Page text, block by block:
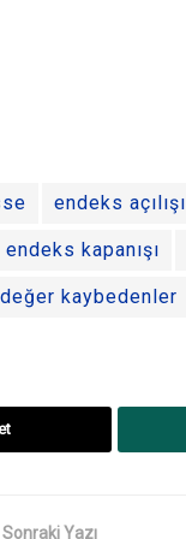
endeks açılışı
endeks kapanışı
kaybedenler
Sonraki Yazı